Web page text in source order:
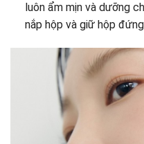
luôn ẩm mịn và dưỡng
nắp hộp và giữ hộp